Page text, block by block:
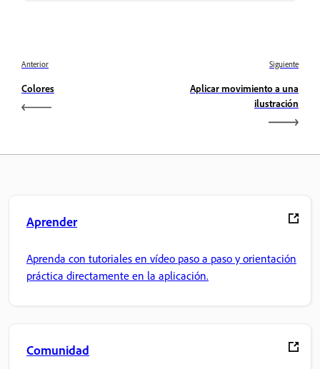
Anterior
Colores
Siguiente
Aplicar movimiento a una
ilustración
Aprender
Aprenda con tutoriales en vídeo paso a paso y orientación
práctica directamente en la aplicación.
Comunidad